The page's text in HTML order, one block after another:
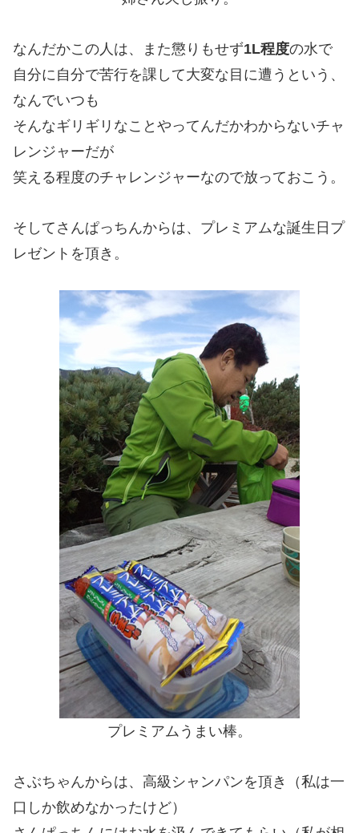
なんだかこの人は、また懲りもせず1L程度の水で
自分に自分で苦行を課して大変な目に遭うという、
なんでいつも
そんなギリギリなことやってんだかわからないチャ
レンジャーだが
笑える程度のチャレンジャーなので放っておこう。
そしてさんぱっちんからは、プレミアムな誕生日プ
レゼントを頂き。
プレミアムうまい棒。
さぶちゃんからは、高級シャンパンを頂き（私は一
口しか飲めなかったけど）